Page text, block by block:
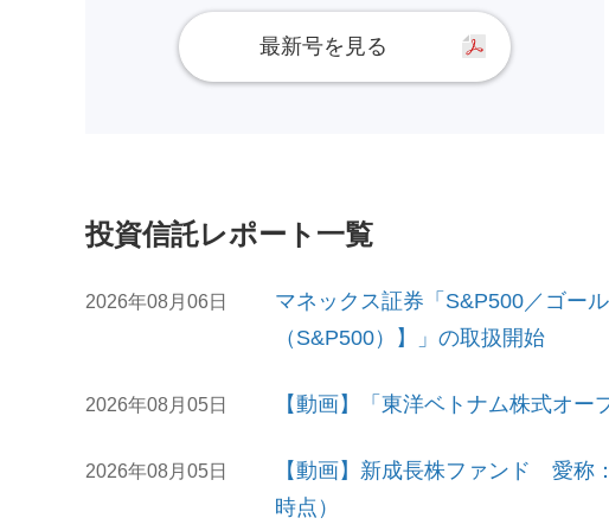
最新号を見る
投資信託レポート一覧
2026年08月06日
マネックス証券「S&P500／ゴー
（S&P500）】」の取扱開始
2026年08月05日 【動画】「東洋ベトナム株式オー
2026年08月05日
【動画】新成長株ファンド 愛称
時点）